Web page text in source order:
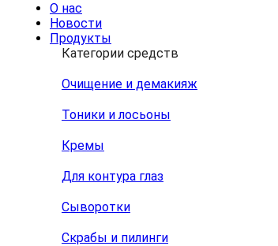
О нас
Новости
Продукты
Категории средств
Очищение и демакияж
Тоники и лосьоны
Кремы
Для контура глаз
Сыворотки
Скрабы и пилинги